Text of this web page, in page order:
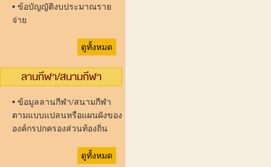
• ข้อบัญญัติงบประมาณราย
จ่าย
ดูทั้งหมด
ลานกีฬา/สนามกีฬา
• ข้อมูลลานกีฬา/สนามกีฬา
ตามแบบแปลนหรือแผนผังของ
องค์กรปกครองส่วนท้องถิ่น
ดูทั้งหมด